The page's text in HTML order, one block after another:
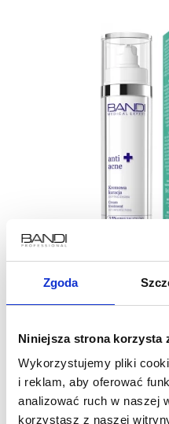
Zgoda
Niniejsza strona korzysta
Wykorzystujemy pliki
i reklam, aby oferować
analizować ruch w naszej
korzystasz z naszej
DO